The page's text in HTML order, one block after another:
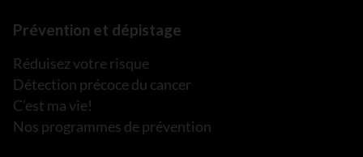
Prévention et dépistage
Réduisez votre risque
Détection précoce du cancer
C’est ma vie!
Nos programmes de prévention